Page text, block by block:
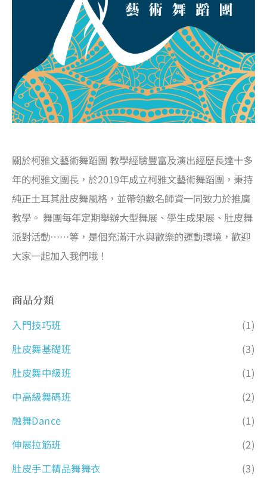
關於柯雅文藝術舞蹈團 教學經驗豐富及演出經歷長達十多
年的柯雅文團長，於2019年成立柯雅文藝術舞蹈團，秉持
純正土耳其肚皮舞風格，並帶領數名師資一同致力於推廣
教學。 舞團每年定期舉辦大型舞展、學生成果展、肚皮舞
派對活動……等，是個充滿汗水與歡樂的運動環境，歡迎
大家一起加入我們哦！
商品分類
入門技巧班
(1)
肚皮舞基礎班
(3)
肚皮舞中級班
(1)
中高級舞碼班
(2)
融舞Dance
(1)
伸展拉筋班
(2)
肚皮手工精品舞舞衣
(3)